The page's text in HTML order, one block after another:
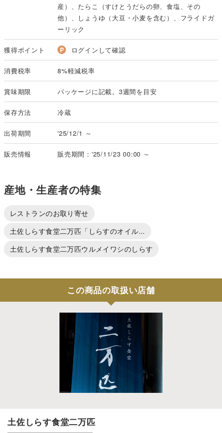
産）、たらこ（すけとうだらの卵、食塩、その
他）、しょうゆ（大豆・小麦を含む）、フライドガ
ーリック
獲得ポイント ログインして確認
消費税率 8%軽減税率
賞味期限 パッケージに記載。3週間を目安
保存方法 冷蔵
出荷期間 '25/12/1 ～
販売情報 販売期間：'25/11/23 00:00 ～
産地・生産者の特集
レストランのお取り寄せ
土佐しらす食堂二万匹「しらすのオイル...
土佐しらす食堂二万匹ウルメイワシのしらす
この商品の取扱い店舗
土佐しらす食堂二万匹